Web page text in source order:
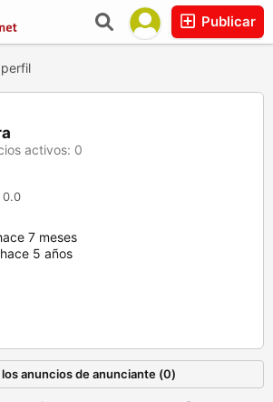
Publicar
activos: 0
0.0
7 meses
5 años
anuncios de anunciante (0)